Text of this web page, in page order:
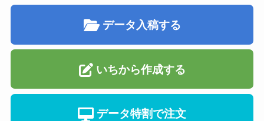
データ入稿する
いちから作成する
データ特割で注文